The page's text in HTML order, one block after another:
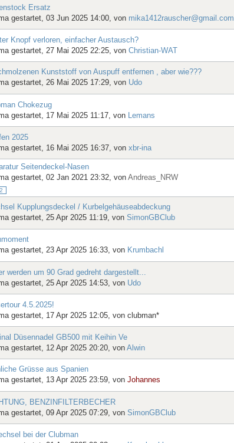
Ersatz
gestartet, 03 Jun 2025 14:00, von mika1412rauscher@gmail.com
Knopf verloren, einfacher Austausch?
gestartet, 27 Mai 2025 22:25, von Christian-WAT
Kunststoff von Auspuff entfernen , aber wie???
gestartet, 26 Mai 2025 17:29, von Udo
Chokezug
gestartet, 17 Mai 2025 11:17, von Lemans
2025
gestartet, 16 Mai 2025 16:37, von xbr-ina
Seitendeckel-Nasen
gestartet, 02 Jan 2021 23:32, von Andreas_NRW
2
Kupplungsdeckel / Kurbelgehäuseabdeckung
gestartet, 25 Apr 2025 11:19, von SimonGBClub
gestartet, 23 Apr 2025 16:33, von Krumbachl
werden um 90 Grad gedreht dargestellt...
gestartet, 25 Apr 2025 14:53, von Udo
4.5.2025!
gestartet, 17 Apr 2025 12:05, von clubman*
Düsennadel GB500 mit Keihin Ve
gestartet, 12 Apr 2025 20:20, von Alwin
Grüsse aus Spanien
gestartet, 13 Apr 2025 23:59, von Johannes
BENZINFILTERBECHER
gestartet, 09 Apr 2025 07:29, von SimonGBClub
bei der Clubman